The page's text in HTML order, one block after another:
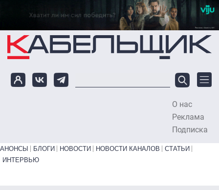
Перейти к основному содержанию
О нас
Реклама
Подписка
Primary links bottom
АНОНСЫ БЛОГИ НОВОСТИ НОВОСТИ КАНАЛОВ
СТАТЬИ
ИНТЕРВЬЮ